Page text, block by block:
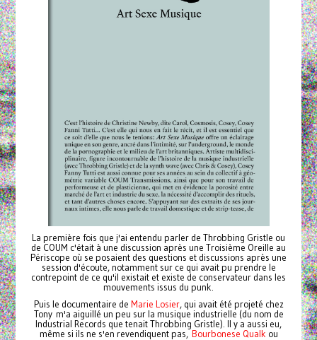
La première fois que j'ai entendu parler de Throbbing Gristle ou
de COUM c'était à une discussion après une Troisième Oreille au
Périscope où se posaient des questions et discussions après une
session d'écoute, notamment sur ce qui avait pu prendre le
contrepoint de ce qu'il existait et existe de conservateur dans les
mouvements issus du punk.
Puis le documentaire de Marie Losier, qui avait été projeté chez
Tony m'a aiguillé un peu sur la musique industrielle (du nom de
Industrial Records que tenait Throbbing Gristle). Il y a aussi eu,
même si ils ne s'en revendiquent pas, Bourbonese Qualk ou